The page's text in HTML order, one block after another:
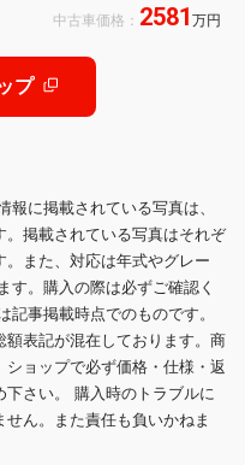
/21Yスポーク鍛造AWサテンブラ
ラックルーフ/グリルダーク/ETC
中古車価格： 2581 万円
プ
報に掲載されている写真は、
掲載されている写真はそれぞ
また、対応は年式やグレー
す。購入の際は必ずご確認く
事掲載時点でのものです。
表記が混在しております。商
ョップで必ず価格・仕様・返
さい。 購入時のトラブルに
ん。また責任も負いかねま